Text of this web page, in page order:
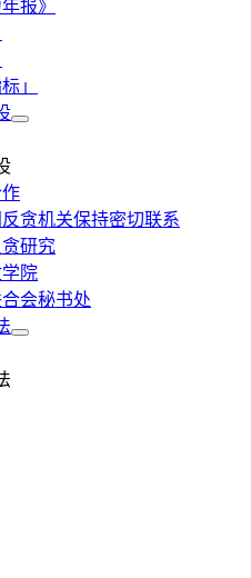
报》
」
贪机关保持密切联系
研究
院
会秘书处